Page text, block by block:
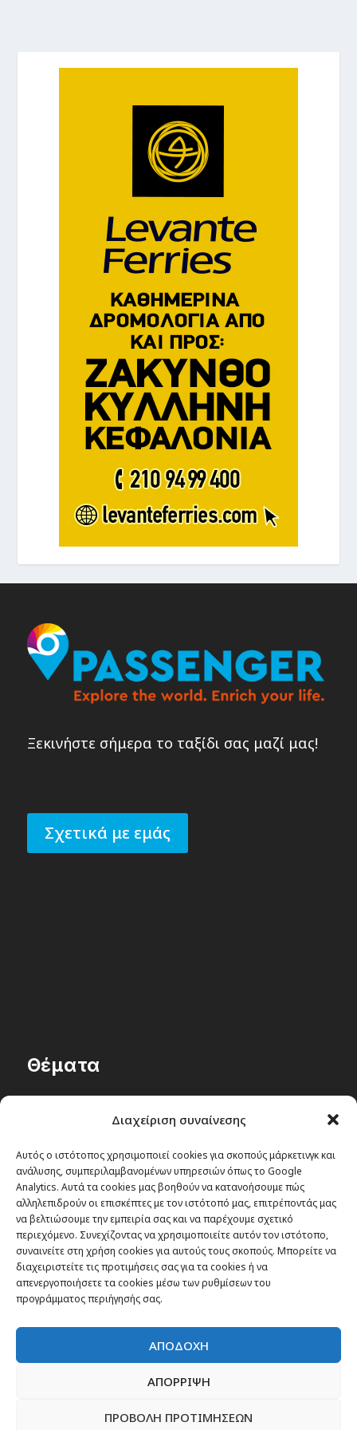
Διαχείριση συναίνεσης
Αυτός ο ιστότοπος χρησιμοποιεί cookies για σκοπούς μάρκετινγκ και
ανάλυσης, συμπεριλαμβανομένων υπηρεσιών όπως το Google
Analytics. Αυτά τα cookies μας βοηθούν να κατανοήσουμε πώς
αλληλεπιδρούν οι επισκέπτες με τον ιστότοπό μας, επιτρέποντάς μας
να βελτιώσουμε την εμπειρία σας και να παρέχουμε σχετικό
περιεχόμενο. Συνεχίζοντας να χρησιμοποιείτε αυτόν τον ιστότοπο,
συναινείτε στη χρήση cookies για αυτούς τους σκοπούς. Μπορείτε να
διαχειριστείτε τις προτιμήσεις σας για τα cookies ή να
απενεργοποιήσετε τα cookies μέσω των ρυθμίσεων του
προγράμματος περιήγησής σας.
ΑΠΟΔΟΧΗ
ΑΠΟΡΡΙΨΗ
ΠΡΟΒΟΛΗ ΠΡΟΤΙΜΗΣΕΩΝ
Ξεκινήστε σήμερα το ταξίδι σας μαζί μας!
Σχετικά με εμάς
Θέματα
Passenger στον κόσμο
TRAVEL NEWS
Οργάνωσε το ταξίδι σου
CITY and CULTURE
Newsletter